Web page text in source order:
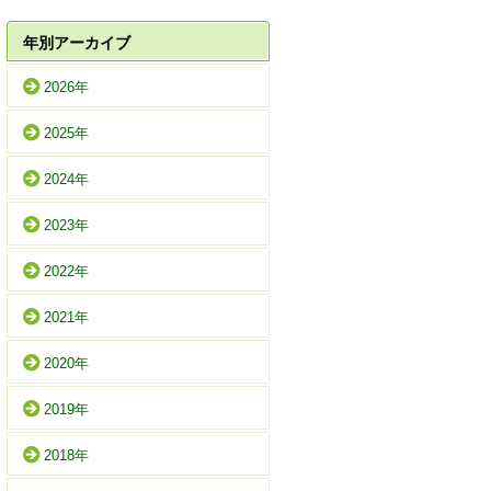
年別アーカイブ
2026年
2025年
2024年
2023年
2022年
2021年
2020年
2019年
2018年